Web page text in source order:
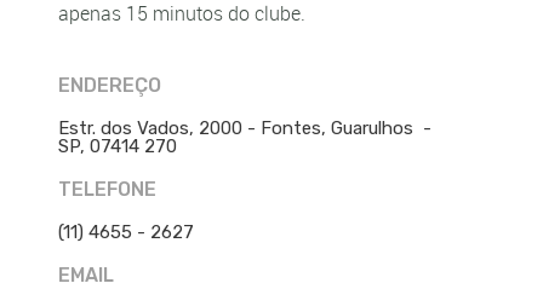
apenas 15 minutos do clube.
ENDEREÇO
Estr. dos Vados, 2000 - Fontes, Guarulhos -
SP, 07414 270
TELEFONE
(11) 4655 - 2627
EMAIL